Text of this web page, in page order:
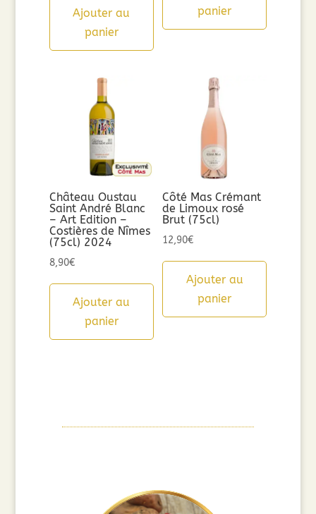
Ajouter au
panier
panier
Château Oustau
Saint André Blanc
– Art Edition –
Costières de Nîmes
(75cl) 2024
8,90€
Ajouter au
panier
Côté Mas Crémant
de Limoux rosé
Brut (75cl)
12,90€
Ajouter au
panier